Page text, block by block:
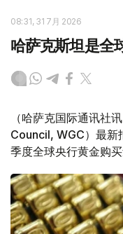
08:31, 31 7月 2026
哈萨克斯坦是全
（哈萨克国际通讯社
Council, WGC）最新
季度全球央行黄金购